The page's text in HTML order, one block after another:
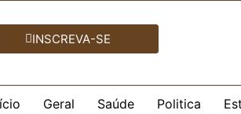
INSCREVA-SE
Geral Saúde Politica